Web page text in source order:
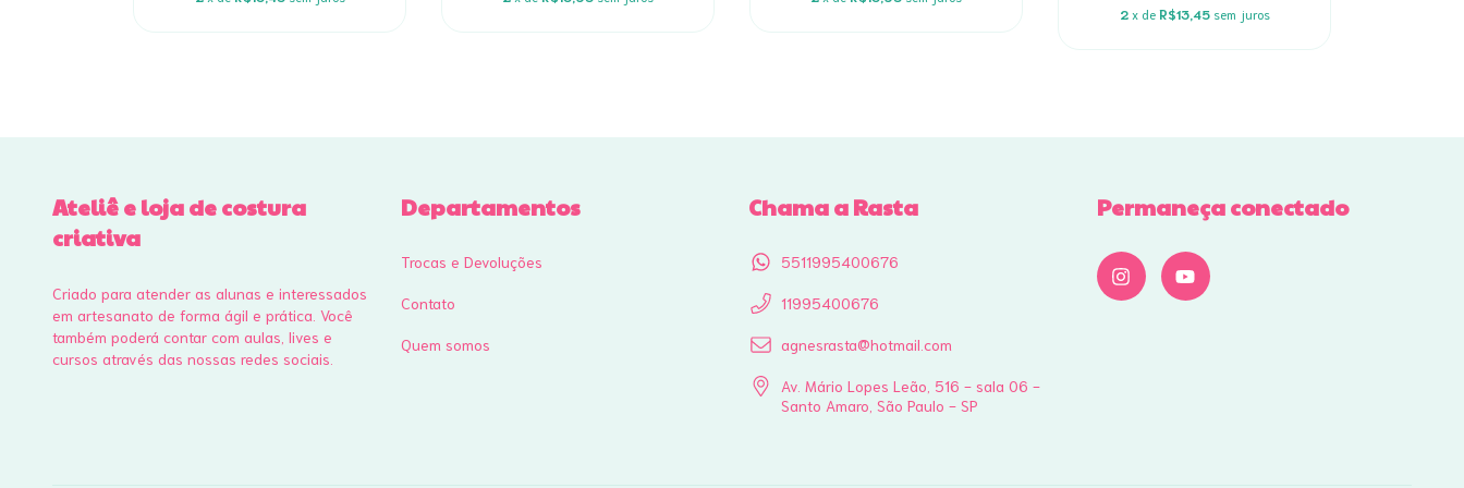
2 x de R$13,45 sem juros
Ateliê e loja de costura
criativa
Criado para atender as alunas e interessados
em artesanato de forma ágil e prática. Você
também poderá contar com aulas, lives e
cursos através das nossas redes sociais.
Departamentos
Trocas e Devoluções
Contato
Quem somos
Chama a Rasta
5511995400676
11995400676
agnesrasta@hotmail.com
Av. Mário Lopes Leão, 516 - sala 06 -
Santo Amaro, São Paulo - SP
Permaneça conectado